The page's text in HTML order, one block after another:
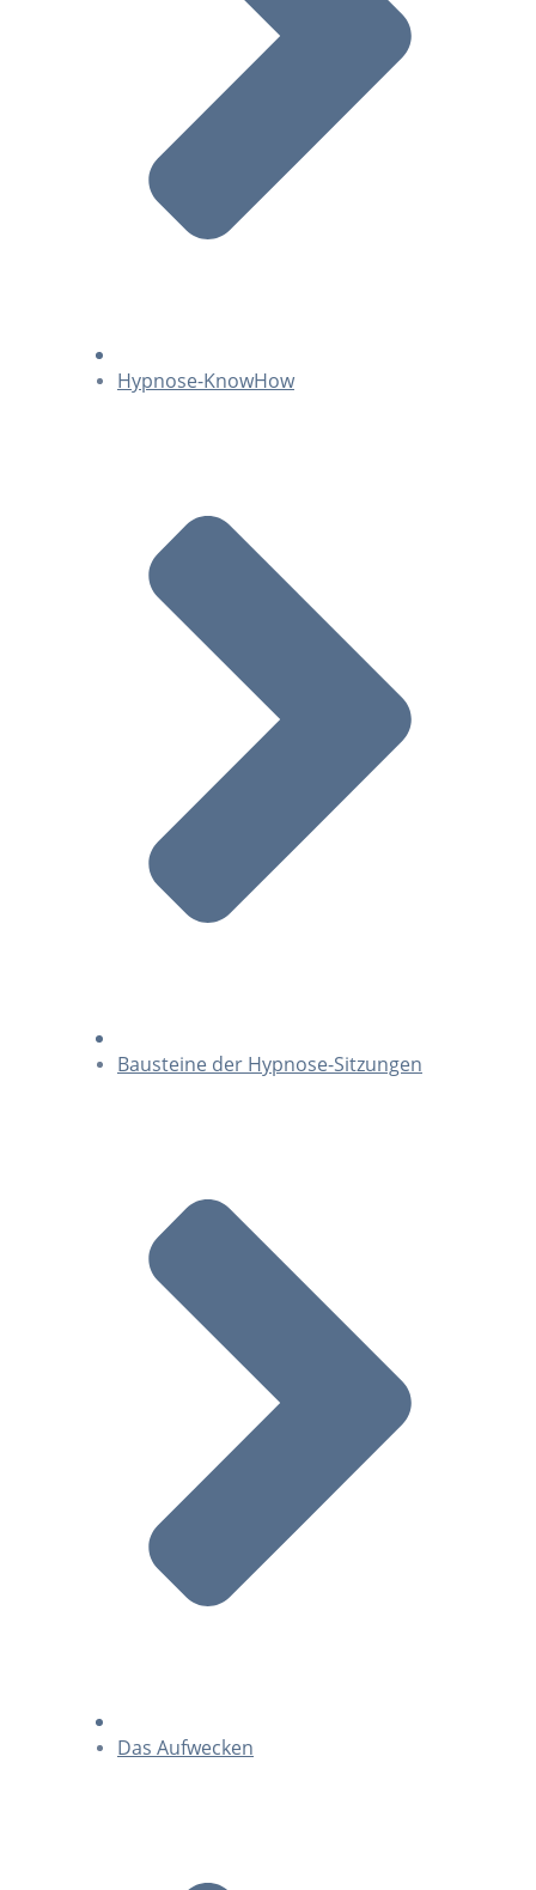
Hypnose-KnowHow
Bausteine der Hypnose-Sitzungen
Das Aufwecken